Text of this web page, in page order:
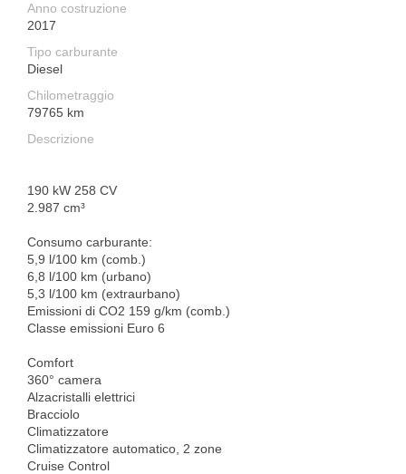
Anno costruzione
2017
Tipo carburante
Diesel
Chilometraggio
79765 km
Descrizione
190 kW 258 CV
2.987 cm³
Consumo carburante:
5,9 l/100 km (comb.)
6,8 l/100 km (urbano)
5,3 l/100 km (extraurbano)
Emissioni di CO2 159 g/km (comb.)
Classe emissioni Euro 6
Comfort
360° camera
Alzacristalli elettrici
Bracciolo
Climatizzatore
Climatizzatore automatico, 2 zone
Cruise Control